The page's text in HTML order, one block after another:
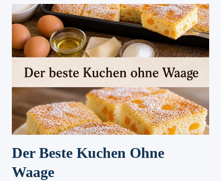
Der Beste Kuchen Ohne
Waage